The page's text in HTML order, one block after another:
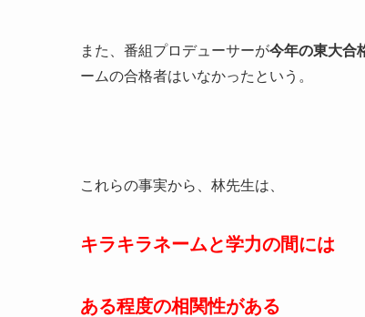
また、番組プロデューサーが今年の東大合
ームの合格者はいなかったという。
これらの事実から、林先生は、
キラキラネームと学力の間には
ある程度の相関性がある